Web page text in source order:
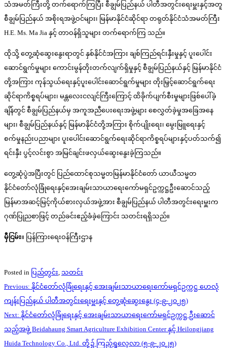
သံအမတ်ကြီးတို့ တက်ရောက်ကြပြီး စီချွမ်ပြည်နယ် ပါတီအတွင်းရေးမှူးနှင့်အတူ
စီချွမ်ပြည်နယ် အစိုးရအဖွဲ့ဝင်များ၊ မြန်မာနိုင်ငံဆိုင်ရာ တရုတ်နိုင်ငံသံအမတ်ကြီး
H.E. Ms. Ma Jia နှင့် တာဝန်ရှိသူများ တက်ရောက်ကြ သည်။
ထိုသို့ တွေ့ဆုံဆွေးနွေးရာတွင် နှစ်နိုင်ငံအကြား ချစ်ကြည်ရင်းနှီးမှုနှင့် ပူးပေါင်း
ဆောင်ရွက်မှုများ ကောင်းမွန်တိုးတက်လျက်ရှိမှုနှင့် စီချွမ်ပြည်နယ်နှင့် မြန်မာနိုင်ငံ
တို့အကြား ကုန်သွယ်ရေးနှင့်ပူးပေါင်းဆောင်ရွက်မှုများ တိုးမြှင့်ဆောင်ရွက်ရေး
ဆိုင်ရာကိစ္စရပ်များ၊ မန္တလေးငလျင်ကြီးကြောင့် ထိခိုက်ပျက်စီးမှုများဖြစ်ပေါ်ခဲ့
ချိန်တွင် စီချွမ်ပြည်နယ်မှ အကူအညီပေးရေးအဖွဲ့များ စေလွှတ်ခဲ့မှုအခြေအနေ
များ၊ စီချွမ်ပြည်နယ်နှင့် မြန်မာနိုင်ငံတို့အကြား စိုက်ပျိုးရေး၊ မွေးမြူရေးနှင့်
စက်မှုနည်းပညာများ ပူးပေါင်းဆောင်ရွက်ရေးဆိုင်ရာကိစ္စရပ်များနှင့်ပတ်သက်၍
ရင်းနှီး ပွင့်လင်းစွာ အမြင်ချင်းဖလှယ်ဆွေးနွေးခဲ့ကြသည်။
တွေ့ဆုံပွဲအပြီးတွင် ပြည်ထောင်စုသမ္မတမြန်မာနိုင်ငံတော် ယာယီသမ္မတ
နိုင်ငံတော်လုံခြုံရေးနှင့်အေးချမ်းသာယာရေးကော်မရှင်ဥက္ကဋ္ဌဦးဆောင်သည့်
မြန်မာအဆင့်မြင့်ကိုယ်စားလှယ်အဖွဲ့အား စီချွမ်ပြည်နယ် ပါတီအတွင်းရေးမှူးက
ဂုဏ်ပြုညစာဖြင့် တည်ခင်းဧည့်ခံခဲ့ကြောင်း သတင်းရရှိသည်။
မှီငြမ်း။ ပြန်ကြားရေးဝန်ကြီးဌာန
Posted in ပြည်တွင်း, သတင်း
Post
navigation
Previous: နိုင်ငံတော်လုံခြုံရေးနှင့် အေးချမ်းသာယာရေးကော်မရှင်ဥက္ကဋ္ဌ ဟေလုံ
ကျန်းပြည်နယ် ပါတီအတွင်းရေးမှူးနှင့် တွေ့ဆုံဆွေးနွေး (၄-၉-၂၀၂၅)
Next: နိုင်ငံတော်လုံခြုံရေးနှင့် အေးချမ်းသာယာရေးကော်မရှင်ဥက္ကဋ္ဌ ဦးဆောင်
သည့်အဖွဲ့ Beidahaung Smart Agriculture Exhibition Center နှင့် Heilongjiang
Huida Technology Co., Ltd. တို့၌ ကြည့်ရှုလေ့လာ (၅-၉-၂၀၂၅)